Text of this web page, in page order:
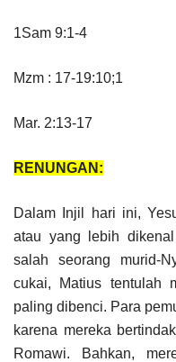
1Sam 9:1-4
Mzm : 17-19:10;1
Mar. 2:13-17
RENUNGAN:
Dalam Injil hari ini,
atau yang lebih
salah seorang murid-
cukai, Matius tentulah
paling dibenci. Para
karena mereka
Romawi. Bahkan,